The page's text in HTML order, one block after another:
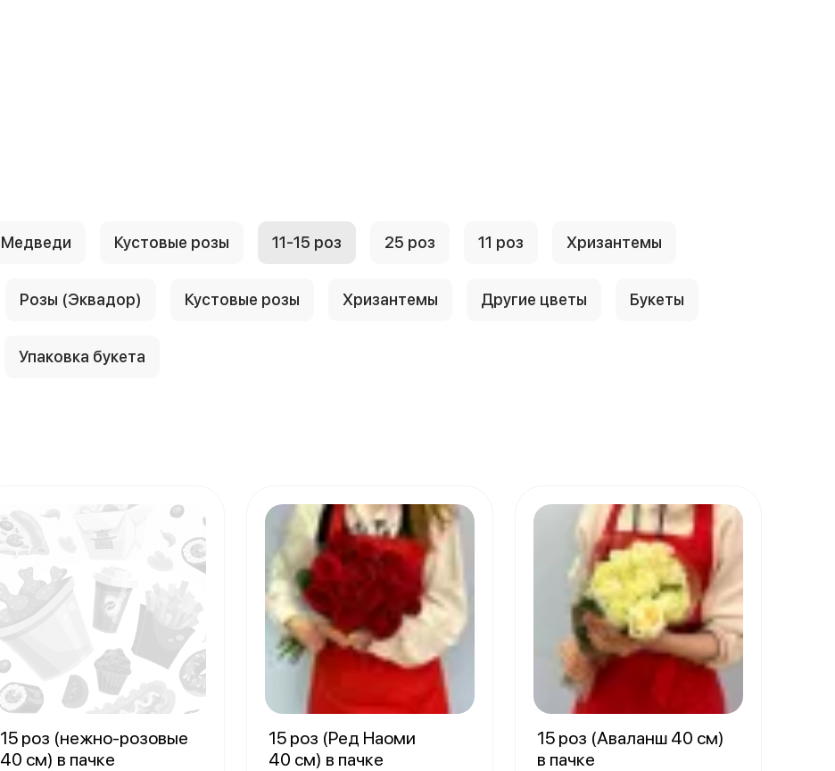
Медведи Кустовые розы 11-15 роз 25 роз 11 роз Хризантемы
Розы (Эквадор) Кустовые розы Хризантемы Другие цветы Букеты
Упаковка букета
15 роз (нежно-розовые
40 см) в пачке
15 роз (Ред Наоми
40 см) в пачке
15 роз (Аваланш 40 см)
в пачке